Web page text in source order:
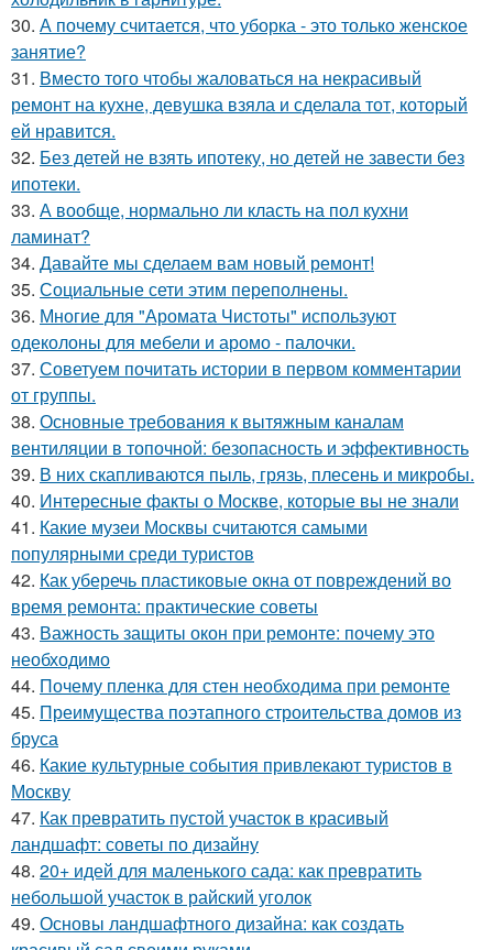
30. А почему считается, что уборка - это только женское
занятие?
31. Вместо того чтобы жаловаться на некрасивый
ремонт на кухне, девушка взяла и сделала тот, который
ей нравится.
32. Без детей не взять ипотеку, но детей не завести без
ипотеки.
33. А вообще, нормально ли класть на пол кухни
ламинат?
34. Давайте мы сделаем вам новый ремонт!
35. Социальные сети этим переполнены.
36. Многие для "Аромата Чистоты" используют
одеколоны для мебели и аромо - палочки.
37. Советуем почитать истории в первом комментарии
от группы.
38. Основные требования к вытяжным каналам
вентиляции в топочной: безопасность и эффективность
39. В них скапливаются пыль, грязь, плесень и микробы.
40. Интересные факты о Москве, которые вы не знали
41. Какие музеи Москвы считаются самыми
популярными среди туристов
42. Как уберечь пластиковые окна от повреждений во
время ремонта: практические советы
43. Важность защиты окон при ремонте: почему это
необходимо
44. Почему пленка для стен необходима при ремонте
45. Преимущества поэтапного строительства домов из
бруса
46. Какие культурные события привлекают туристов в
Москву
47. Как превратить пустой участок в красивый
ландшафт: советы по дизайну
48. 20+ идей для маленького сада: как превратить
небольшой участок в райский уголок
49. Основы ландшафтного дизайна: как создать